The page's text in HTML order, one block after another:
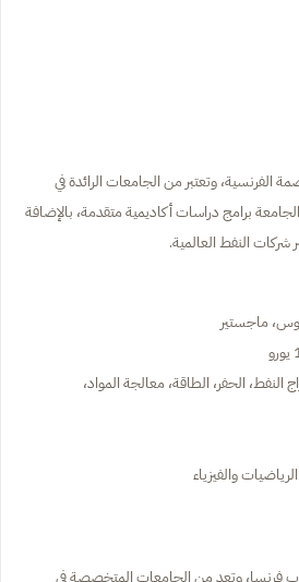
الفرنسية، وتعتبر من الجامعات الرائدة في
برامج دراسات أكاديمية متقدمة، بالإضافة
شركات النفط العالمية.
ماجستير
النفط، الحفر، الطاقة، معالجة المواد،
والفيزياء
جنوب غرب فرنسا، وتعد من الجامعات المتخصصة في